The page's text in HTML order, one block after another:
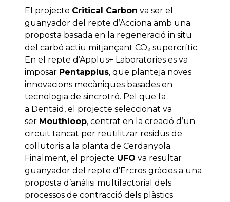
El projecte Critical Carbon va ser el
guanyador del repte d’Acciona amb una
proposta basada en la regeneració in situ
del carbó actiu mitjançant CO₂ supercrític.
En el repte d’Applus+ Laboratories es va
imposar Pentapplus, que planteja noves
innovacions mecàniques basades en
tecnologia de sincrotró. Pel que fa
a Dentaid, el projecte seleccionat va
ser Mouthloop, centrat en la creació d’un
circuit tancat per reutilitzar residus de
col·lutoris a la planta de Cerdanyola.
Finalment, el projecte UFO va resultar
guanyador del repte d’Ercros gràcies a una
proposta d’anàlisi multifactorial dels
processos de contracció dels plàstics